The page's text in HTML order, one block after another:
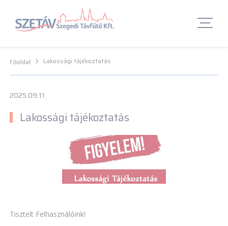
Navigációs menü segédlet
Fő Navigációs menü Fő Navigációs menü Fő tartalom Fő
Főoldal Lakossági tájékoztatás
2025.09.11.
Lakossági tájékoztatás
Tisztelt Felhasználóink!